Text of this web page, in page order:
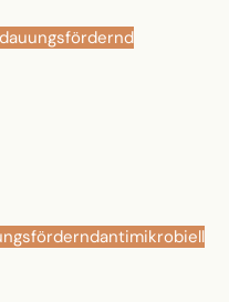
antimikrobiell